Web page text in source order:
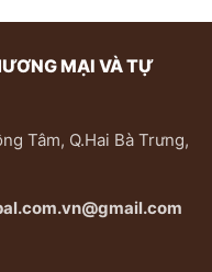
MẠI VÀ TỰ
Tâm, Q.Hai Bà Trưng,